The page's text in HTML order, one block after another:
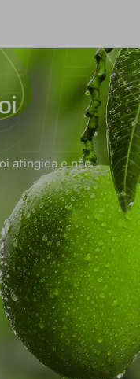
atingida e não